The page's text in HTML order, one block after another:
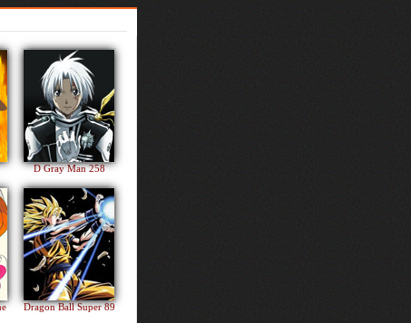
D Gray Man 258
Dragon Ball Super 89